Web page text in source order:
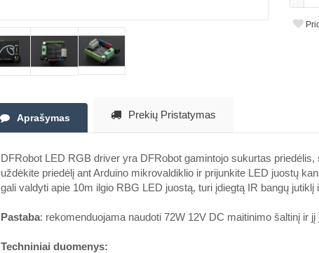
Aprašymas Prekių Pristatymas
DFRobot LED RGB driver yra DFRobot gamintojo sukurtas
uždėkite priedėlį ant Arduino mikrovaldiklio ir prijunkite LED juostų
gali valdyti apie 10m ilgio RBG LED juostą, turi įdiegtą IR bangų
Pastaba: rekomenduojama naudoti 72W 12V DC maitinimo šaltinį ir
Techniniai duomenys: